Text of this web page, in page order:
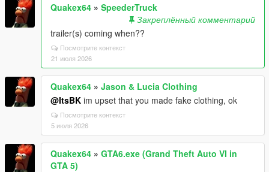
Quakex64 » SpeederTruck
Закреплённый комментарий
trailer(s) coming when??
Посмотрите контекст
21 июля 2026
Quakex64 » Jason & Lucia Clothing
@ItsBK im upset that you made fake clothing, ok
Посмотрите контекст
5 июля 2026
Quakex64 » GTA6.exe (Grand Theft Auto VI in
GTA 5)